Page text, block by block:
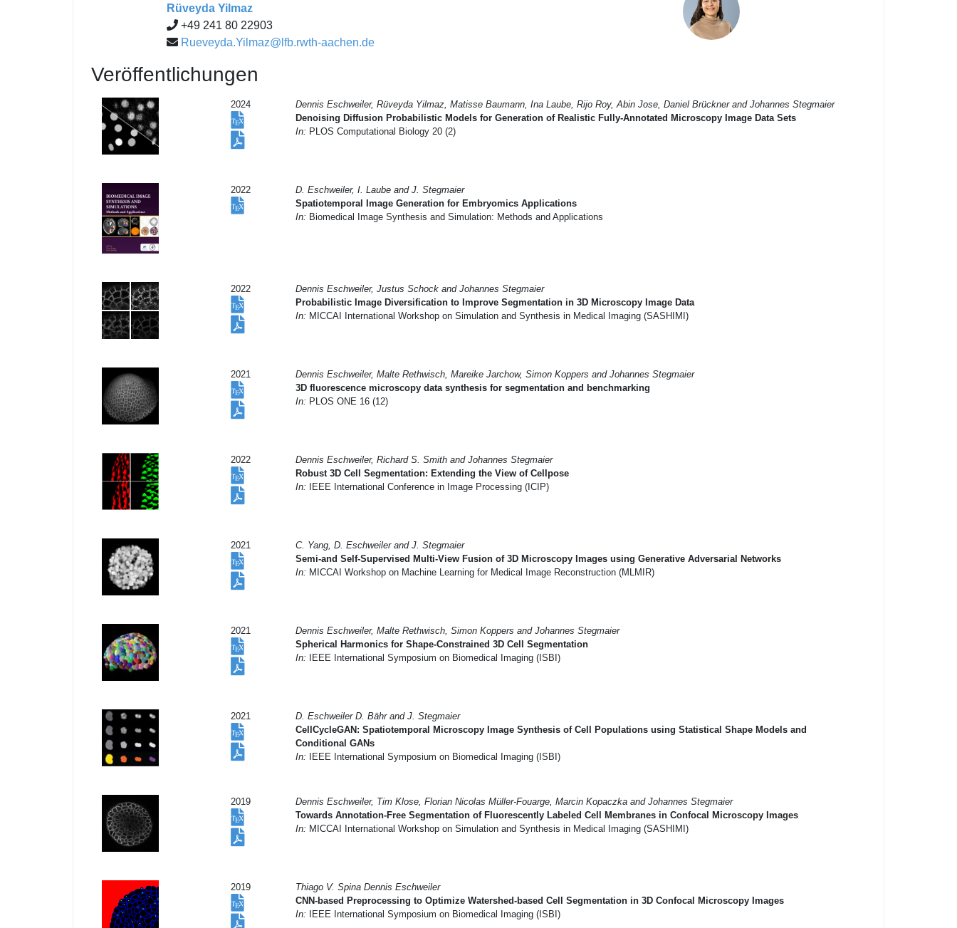
Rüveyda Yilmaz
+49 241 80 22903
Rueveyda.Yilmaz@lfb.rwth-aachen.de
Veröffentlichungen
2024
Dennis Eschweiler, Rüveyda Yilmaz, Matisse Baumann, Ina Laube, Rijo Roy, Abin Jose, Daniel Brückner and Johannes Stegmaier
Denoising Diffusion Probabilistic Models for Generation of Realistic Fully-Annotated Microscopy Image Data Sets
In: PLOS Computational Biology 20 (2)
2022
D. Eschweiler, I. Laube and J. Stegmaier
Spatiotemporal Image Generation for Embryomics Applications
In: Biomedical Image Synthesis and Simulation: Methods and Applications
2022
Dennis Eschweiler, Justus Schock and Johannes Stegmaier
Probabilistic Image Diversification to Improve Segmentation in 3D Microscopy Image Data
In: MICCAI International Workshop on Simulation and Synthesis in Medical Imaging (SASHIMI)
2021
Dennis Eschweiler, Malte Rethwisch, Mareike Jarchow, Simon Koppers and Johannes Stegmaier
3D fluorescence microscopy data synthesis for segmentation and benchmarking
In: PLOS ONE 16 (12)
2022
Dennis Eschweiler, Richard S. Smith and Johannes Stegmaier
Robust 3D Cell Segmentation: Extending the View of Cellpose
In: IEEE International Conference in Image Processing (ICIP)
2021
C. Yang, D. Eschweiler and J. Stegmaier
Semi-and Self-Supervised Multi-View Fusion of 3D Microscopy Images using Generative Adversarial Networks
In: MICCAI Workshop on Machine Learning for Medical Image Reconstruction (MLMIR)
2021
Dennis Eschweiler, Malte Rethwisch, Simon Koppers and Johannes Stegmaier
Spherical Harmonics for Shape-Constrained 3D Cell Segmentation
In: IEEE International Symposium on Biomedical Imaging (ISBI)
2021
D. Eschweiler D. Bähr and J. Stegmaier
CellCycleGAN: Spatiotemporal Microscopy Image Synthesis of Cell Populations using Statistical Shape Models and
Conditional GANs
In: IEEE International Symposium on Biomedical Imaging (ISBI)
2019
Dennis Eschweiler, Tim Klose, Florian Nicolas Müller-Fouarge, Marcin Kopaczka and Johannes Stegmaier
Towards Annotation-Free Segmentation of Fluorescently Labeled Cell Membranes in Confocal Microscopy Images
In: MICCAI International Workshop on Simulation and Synthesis in Medical Imaging (SASHIMI)
2019
Thiago V. Spina Dennis Eschweiler
CNN-based Preprocessing to Optimize Watershed-based Cell Segmentation in 3D Confocal Microscopy Images
In: IEEE International Symposium on Biomedical Imaging (ISBI)